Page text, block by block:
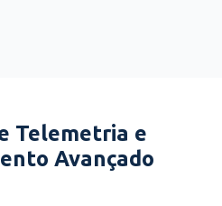
Telemetria e
Avançado